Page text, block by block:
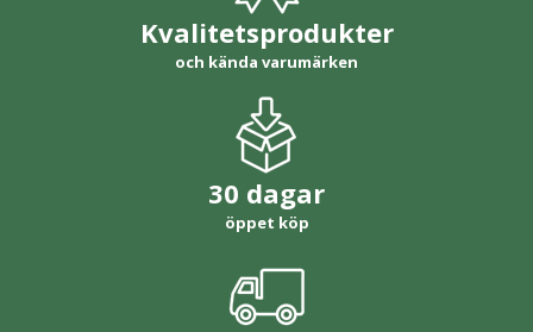
Kvalitetsprodukter
och kända varumärken
30 dagar
öppet köp